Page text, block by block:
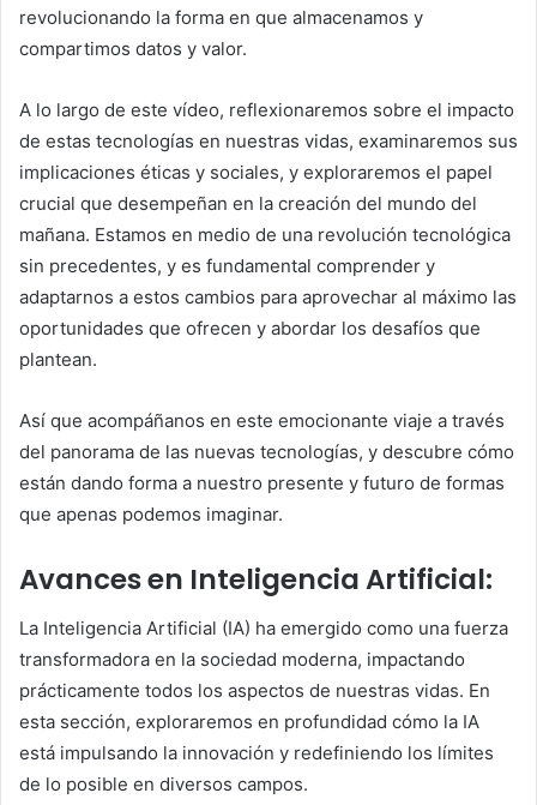
revolucionando la forma en que almacenamos y
compartimos datos y valor.
A lo largo de este vídeo, reflexionaremos sobre el impacto
de estas tecnologías en nuestras vidas, examinaremos sus
implicaciones éticas y sociales, y exploraremos el papel
crucial que desempeñan en la creación del mundo del
mañana. Estamos en medio de una revolución tecnológica
sin precedentes, y es fundamental comprender y
adaptarnos a estos cambios para aprovechar al máximo las
oportunidades que ofrecen y abordar los desafíos que
plantean.
Así que acompáñanos en este emocionante viaje a través
del panorama de las nuevas tecnologías, y descubre cómo
están dando forma a nuestro presente y futuro de formas
que apenas podemos imaginar.
Avances en Inteligencia Artificial:
La Inteligencia Artificial (IA) ha emergido como una fuerza
transformadora en la sociedad moderna, impactando
prácticamente todos los aspectos de nuestras vidas. En
esta sección, exploraremos en profundidad cómo la IA
está impulsando la innovación y redefiniendo los límites
de lo posible en diversos campos.